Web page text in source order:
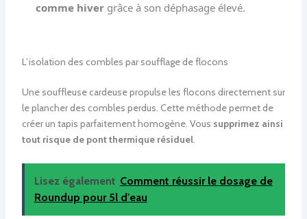
comme hivergrâce à son déphasage élevé.
L’isolation des combles par soufflage de flocons
Une souffleuse cardeuse propulse les flocons directement sur
le plancher des combles perdus. Cette méthode permet de
créer un tapis parfaitement homogène. Vous supprimez ainsi
tout risque de pont thermique résiduel.
Lisez également Comment réussir le dosage de
Roundup pour 5l d'eau